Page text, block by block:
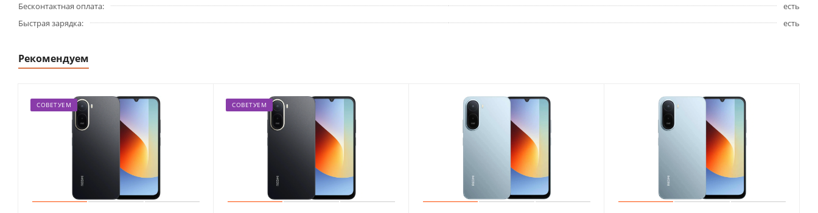
Бесконтактная оплата
есть
Быстрая зарядка
есть
Рекомендуем
СОВЕТУЕМ СОВЕТУЕМ